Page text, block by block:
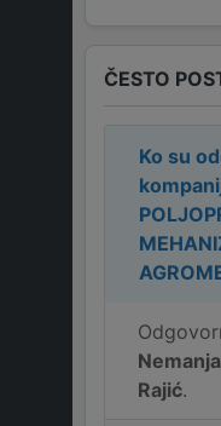
ČESTO
Ko su
Rajić.